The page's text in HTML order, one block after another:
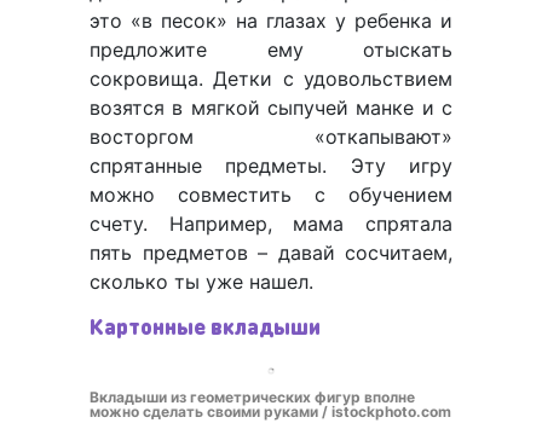
это «в песок» на глазах у ребенка и
предложите ему отыскать
сокровища. Детки с удовольствием
возятся в мягкой сыпучей манке и с
восторгом «откапывают»
спрятанные предметы. Эту игру
можно совместить с обучением
счету. Например, мама спрятала
пять предметов – давай сосчитаем,
сколько ты уже нашел.
Картонные вкладыши
Вкладыши из геометрических фигур вполне
можно сделать своими руками / istockphoto.com